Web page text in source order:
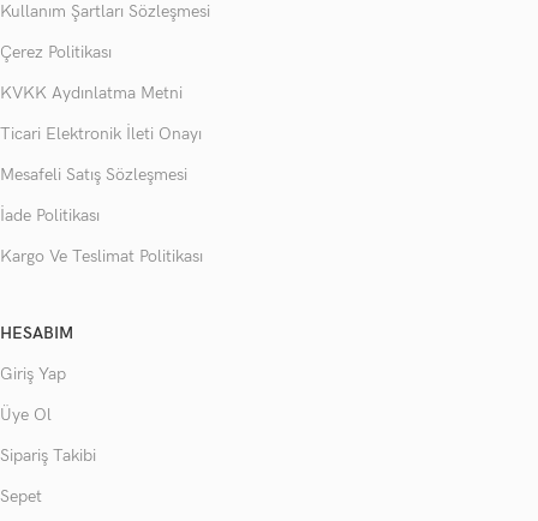
Kullanım Şartları Sözleşmesi
Çerez Politikası
KVKK Aydınlatma Metni
Ticari Elektronik İleti Onayı
Mesafeli Satış Sözleşmesi
İade Politikası
Kargo Ve Teslimat Politikası
HESABIM
Giriş Yap
Üye Ol
Sipariş Takibi
Sepet